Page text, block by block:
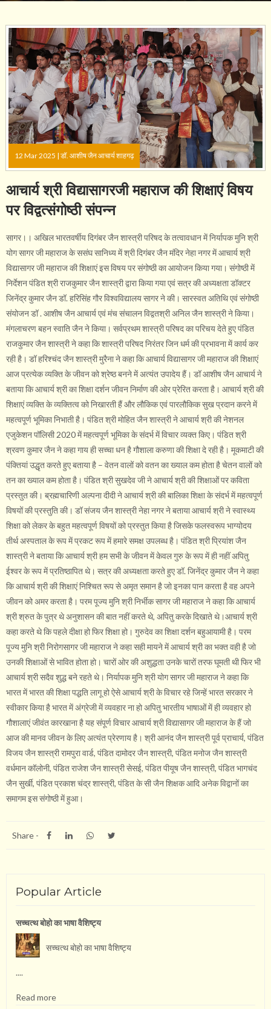
12 Mar 2025 | डॉ. आशीष जैन आचार्य शाहगढ़
आचार्य श्री विद्यासागरजी महाराज की शिक्षाएं विषय
पर विद्वत्संगोष्ठी संपन्न
सागर।। अखिल भारतवर्षीय दिगंबर जैन शास्त्री परिषद के तत्वावधान में निर्यापक मुनि श्री
योग सागर जी महाराज के ससंघ सानिध्य में श्री दिगंबर जैन मंदिर नेहा नगर में आचार्य श्री
विद्यासागर जी महाराज की शिक्षाएं इस विषय पर संगोष्ठी का आयोजन किया गया। संगोष्ठी में
निर्देशन पंडित श्री राजकुमार जैन शास्त्री द्वारा किया गया एवं सत्र की अध्यक्षता डॉक्टर
जिनेंद्र कुमार जैन डॉ. हरिसिंह गौर विश्वविद्यालय सागर ने की। सारस्वत अतिथि एवं संगोष्ठी
संयोजन डॉ . आशीष जैन आचार्य एवं मंच संचालन विद्वतश्री अनिल जैन शास्त्री ने किया।
मंगलाचरण बहन स्वाति जैन ने किया। सर्वप्रथम शास्त्री परिषद का परिचय देते हुए पंडित
राजकुमार जैन शास्त्री ने कहा कि शास्त्री परिषद निरंतर जिन धर्म की प्रभावना में कार्य कर
रही है। डॉ हरिश्चंद जैन शास्त्री मुरैना ने कहा कि आचार्य विद्यासागर जी महाराज की शिक्षाएं
आज प्रत्येक व्यक्ति के जीवन को श्रेष्ठ बनने में अत्यंत उपादेय हैं। डॉ आशीष जैन आचार्य ने
बताया कि आचार्य श्री का शिक्षा दर्शन जीवन निर्माण की ओर प्रेरित करता है। आचार्य श्री की
शिक्षाएं व्यक्ति के व्यक्तित्व को निखारती हैं और लौकिक एवं पारलौकिक सुख प्रदान करने में
महत्वपूर्ण भूमिका निभाती है। पंडित श्री मोहित जैन शास्त्री ने आचार्य श्री की नेशनल
एजुकेशन पॉलिसी 2020 में महत्वपूर्ण भूमिका के संदर्भ में विचार व्यक्त किए। पंडित श्री
श्रवण कुमार जैन ने कहा गाय ही सच्चा धन है गौशाला करुणा की शिक्षा दे रही है। मूकमाटी की
पंक्तियां उद्धृत करते हुए बताया है – वेतन वालों को वतन का ख्याल कम होता है चेतन वालों को
तन का ख्याल कम होता है। पंडित श्री सुखदेव जी ने आचार्य श्री की शिक्षाओं पर कविता
प्रस्तुत की। ब्रह्मचारिणी अल्पना दीदी ने आचार्य श्री की बालिका शिक्षा के संदर्भ में महत्वपूर्ण
विषयों की प्रस्तुति की। डॉ संजय जैन शास्त्री नेहा नगर ने बताया आचार्य श्री ने स्वास्थ्य
शिक्षा को लेकर के बहुत महत्वपूर्ण विषयों को प्रस्तुत किया है जिसके फलस्वरूप भाग्योदय
तीर्थ अस्पताल के रूप में प्रकट रूप में हमारे समक्ष उपलब्ध है। पंडित श्री प्रियांश जैन
शास्त्री ने बताया कि आचार्य श्री हम सभी के जीवन में केवल गुरु के रूप में ही नहीं अपितु
ईश्वर के रूप में प्रतिष्ठापित थे। सत्र की अध्यक्षता करते हुए डॉ. जिनेंद्र कुमार जैन ने कहा
कि आचार्य श्री की शिक्षाएं निश्चित रूप से अमृत समान है जो इनका पान करता है वह अपने
जीवन को अमर करता है। परम पूज्य मुनि श्री निर्भीक सागर जी महाराज ने कहा कि आचार्य
श्री श्रुत के पुत्र थे अनुशासन की बात नहीं करते थे, अपितु करके दिखाते थे।आचार्य श्री
कहा करते थे कि पहले दीक्षा हो फिर शिक्षा हो। गुरुदेव का शिक्षा दर्शन बहुआयामी है। परम
पूज्य मुनि श्री निरोगसागर जी महाराज ने कहा सही मायने में आचार्य श्री का भक्त वही है जो
उनकी शिक्षाओं से भावित होता हो। चारों ओर की अशुद्धता उनके चारों तरफ घूमती थी फिर भी
आचार्य श्री सदैव शुद्ध बने रहते थे। निर्यापक मुनि श्री योग सागर जी महाराज ने कहा कि
भारत में भारत की शिक्षा पद्धति लागू हो ऐसे आचार्य श्री के विचार रहे जिन्हें भारत सरकार ने
स्वीकार किया है भारत में अंग्रेजी में व्यवहार ना हो अपितु भारतीय भाषाओं में ही व्यवहार हो
गौशालाएं जीवंत कारखाना है यह संपूर्ण विचार आचार्य श्री विद्यासागर जी महाराज के हैं जो
आज की मानव जीवन के लिए अत्यंत प्रेरणाय है। श्री आनंद जैन शास्त्री पूर्व प्राचार्य, पंडित
विजय जैन शास्त्री रामपुरा वार्ड, पंडित दामोदर जैन शास्त्री, पंडित मनोज जैन शास्त्री
वर्धमान कॉलोनी, पंडित राजेश जैन शास्त्री सेसई, पंडित पीयूष जैन शास्त्री, पंडित भागचंद
जैन सुर्खी, पंडित प्रकाश चंद्र शास्त्री, पंडित के सी जैन शिक्षक आदि अनेक विद्वानों का
समागम इस संगोष्ठी में हुआ।
Share -
Popular Article
सच्चत्थ बोहो का भाषा वै​शिष्ट्य
सच्चत्थ बोहो का भाषा वै​शिष्ट्य
....
Read more